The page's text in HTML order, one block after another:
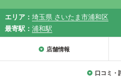
エリア
埼玉県 さいたま市浦和区
最寄駅
浦和駅
店舗情報
口コミ・